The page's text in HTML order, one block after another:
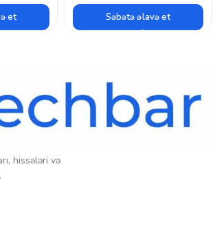
saxlanması təmin edilir. Kompakt 1U korpus
sərfiyyatı ilə Hikvision DS-7216HGHI-M1
et Səbətə əlavə et
hissələri və